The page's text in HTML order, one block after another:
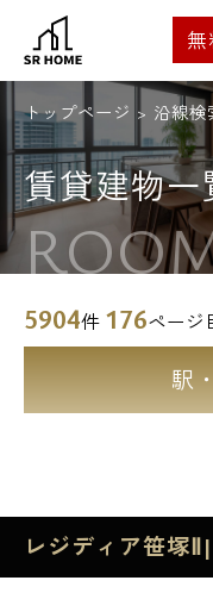
トップページ 沿線検
賃貸建物一
5904件 176ページ
駅
レジディア笹塚